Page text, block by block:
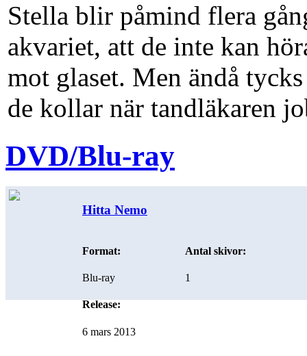
Stella blir påmind flera
akvariet, att de inte kan
mot glaset. Men ändå
de kollar när tandläkaren
DVD/Blu-ray
Hitta Nemo
Format:
Blu-ray
Release:
6 mars 2013
Antal skivor:
1